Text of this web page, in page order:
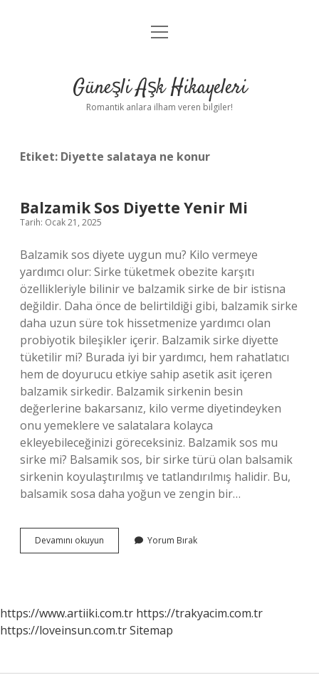
Anasayfa
Yasal Uyarı
menüyü
Güneşli Aşk Hikayeleri
Romantik anlara ilham veren bilgiler!
Etiket: Diyette salataya ne konur
Balzamik Sos Diyette Yenir Mi
Tarih: Ocak 21, 2025
Balzamik sos diyete uygun mu? Kilo vermeye
yardımcı olur: Sirke tüketmek obezite karşıtı
özellikleriyle bilinir ve balzamik sirke de bir istisna
değildir. Daha önce de belirtildiği gibi, balzamik sirke
daha uzun süre tok hissetmenize yardımcı olan
probiyotik bileşikler içerir. Balzamik sirke diyette
tüketilir mi? Burada iyi bir yardımcı, hem rahatlatıcı
hem de doyurucu etkiye sahip asetik asit içeren
balzamik sirkedir. Balzamik sirkenin besin
değerlerine bakarsanız, kilo verme diyetindeyken
onu yemeklere ve salatalara kolayca
ekleyebileceğinizi göreceksiniz. Balzamik sos mu
sirke mi? Balsamik sos, bir sirke türü olan balsamik
sirkenin koyulaştırılmış ve tatlandırılmış halidir. Bu,
balsamik sosa daha yoğun ve zengin bir…
Devamını okuyun Balzamik
Sos
Yorum Bırak
https://www.artiiki.com.tr https://trakyacim.com.tr
https://loveinsun.com.trSitemap